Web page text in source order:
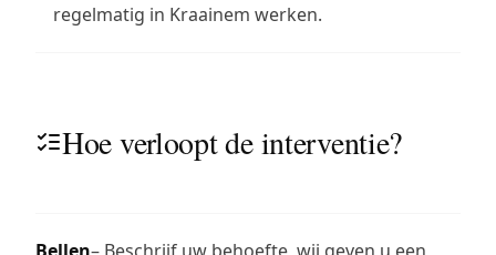
regelmatig in Kraainem werken.
Hoe verloopt de interventie?
Bellen– Beschrijf uw behoefte, wij geven u een